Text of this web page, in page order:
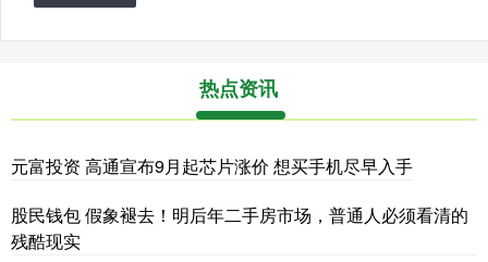
热点资讯
元富投资 高通宣布9月起芯片涨价 想买手机尽早入手
股民钱包 假象褪去！明后年二手房市场，普通人必须看清的
残酷现实